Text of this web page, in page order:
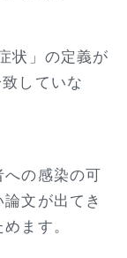
状」の定義が
していな
の感染の可
文が出てき
ます。